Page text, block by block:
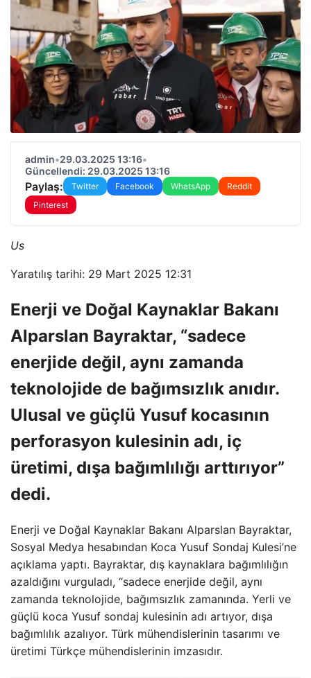
admin•29.03.2025 13:16•
Güncellendi: 29.03.2025 13:16
Paylaş: Twitter Facebook WhatsApp
Reddit
Pinterest
Us
Yaratılış tarihi: 29 Mart 2025 12:31
Enerji ve Doğal Kaynaklar Bakanı
Alparslan Bayraktar, “sadece
enerjide değil, aynı zamanda
teknolojide de bağımsızlık anıdır.
Ulusal ve güçlü Yusuf kocasının
perforasyon kulesinin adı, iç
üretimi, dışa bağımlılığı arttırıyor”
dedi.
Enerji ve Doğal Kaynaklar Bakanı Alparslan Bayraktar,
Sosyal Medya hesabından Koca Yusuf Sondaj Kulesi’ne
açıklama yaptı. Bayraktar, dış kaynaklara bağımlılığın
azaldığını vurguladı, “sadece enerjide değil, aynı
zamanda teknolojide, bağımsızlık zamanında. Yerli ve
güçlü koca Yusuf sondaj kulesinin adı artıyor, dışa
bağımlılık azalıyor. Türk mühendislerinin tasarımı ve
üretimi Türkçe mühendislerinin imzasıdır.